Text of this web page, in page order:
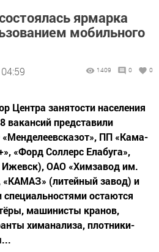
ярмарка
мобильного
1409 0 0
Центра занятости населения
вакансий представили
ПП «Кама-
«Форд Соллерс Елабуга»,
Ижевск), ОАО «Химзавод им.
(литейный завод) и
остаются
машинисты кранов,
химанализа, плотники-